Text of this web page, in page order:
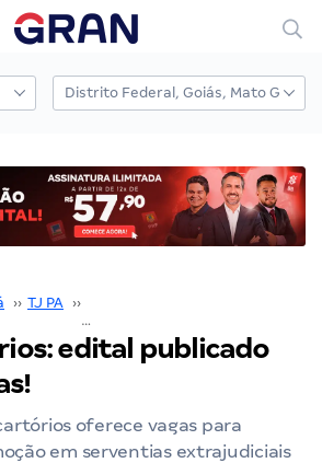
›› TJ PA ››
edital publicado
oferece vagas para
em serventias extrajudiciais